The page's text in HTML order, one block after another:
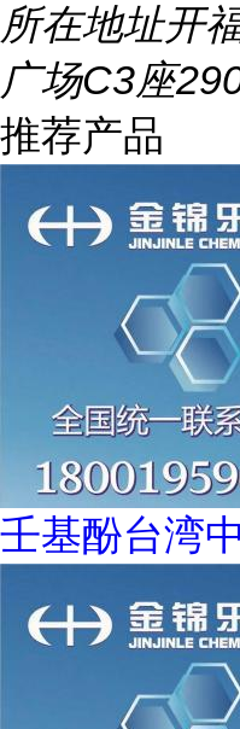
所在地址开
广场C3座
推荐产品
壬基酚台湾